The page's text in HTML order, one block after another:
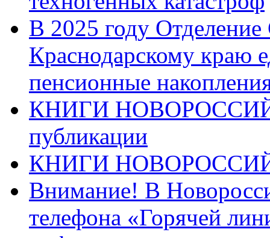
В 2025 году
Краснодарскому краю
пенсионные
КНИГИ
публикации
КНИГИ
Внимание! В
телефона «Горячей